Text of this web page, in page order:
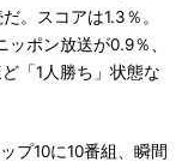
。スコアは1.3％。
ポン放送が0.9％、
「1人勝ち」状態な
プ10に10番組、瞬間